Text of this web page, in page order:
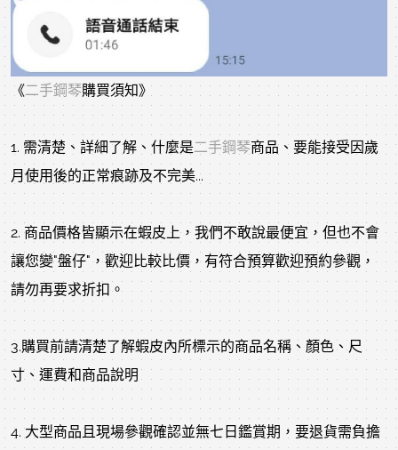
《二手鋼琴購買須知》
1. 需清楚、詳細了解、什麼是二手鋼琴商品、要能接受因歲
月使用後的正常痕跡及不完美...
2. 商品價格皆顯示在蝦皮上，我們不敢說最便宜，但也不會
讓您變"盤仔"，歡迎比較比價，有符合預算歡迎預約參觀，
請勿再要求折扣。
3.購買前請清楚了解蝦皮內所標示的商品名稱、顏色、尺
寸、運費和商品說明
4. 大型商品且現場參觀確認並無七日鑑賞期，要退貨需負擔